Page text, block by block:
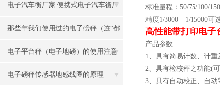
电子汽车衡厂家|便携式电子汽车衡厂
家
那些年我们使用过的电子磅秤（连“都
叫兽”都不知道）
电子平台秤（电子地磅）的使用注意
事项
电子磅秤传感器地感线圈的原理
标准量程：50/75/100/
精度1/3000—1/15000可
高性能带打印电子
产品参数
1、具有简易计数、计
2、具有检校秤之功能(
3、具有自动校正、自